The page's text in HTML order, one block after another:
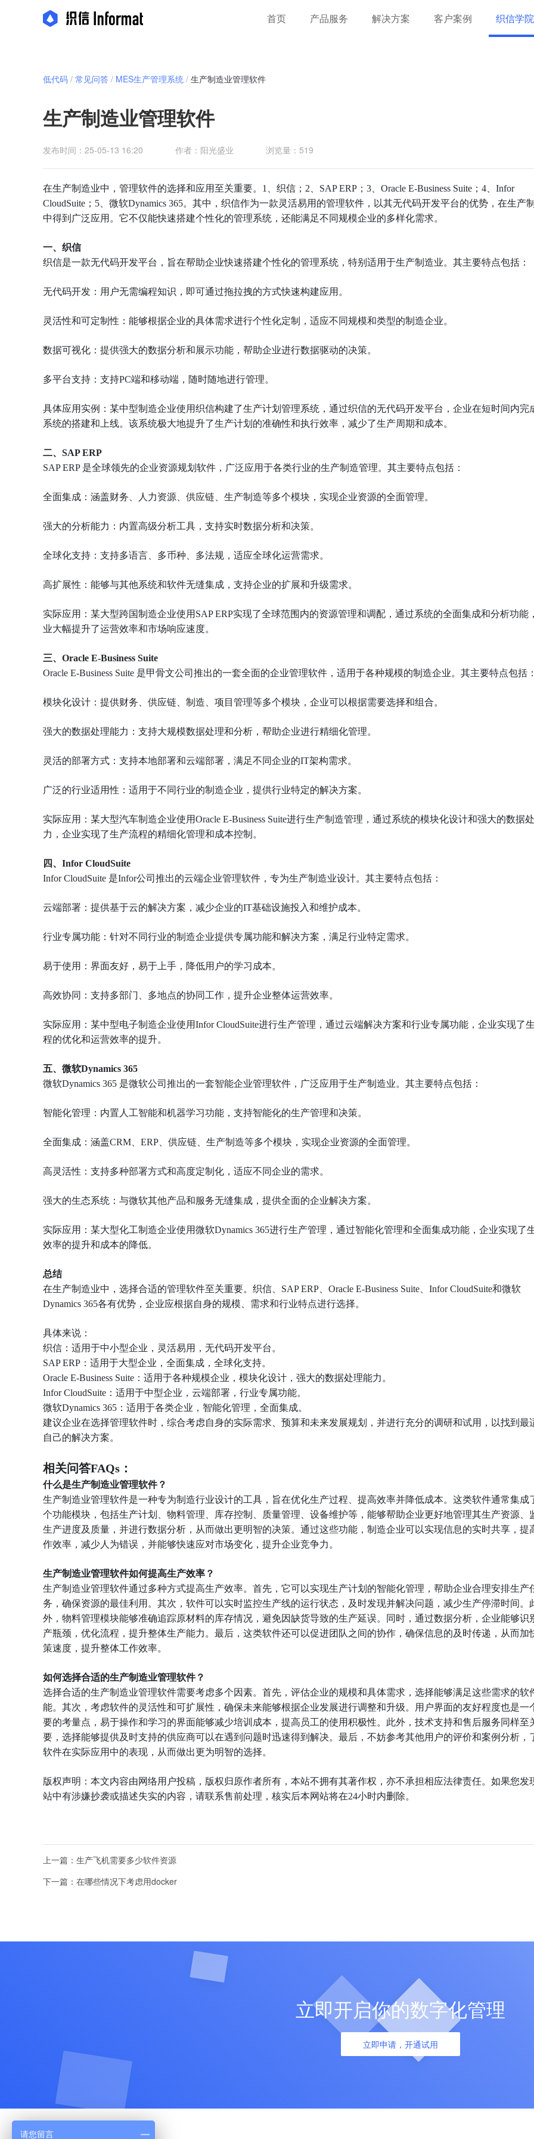
首页 产品服务 解决方案 客户案例 织信学院
低代码 / 常见问答 / MES生产管理系统 / 生产制造业管理软件
生产制造业管理软件
发布时间：25-05-13 16:20 作者：阳光盛业 浏览量：519
在生产制造业中，管理软件的选择和应用至关重要。1、织信；2、SAP ERP；3、Oracle E-Business Suite；4、Infor
CloudSuite；5、微软Dynamics 365。其中，织信作为一款灵活易用的管理软件，以其无代码开发平台的优势，在生产
中得到广泛应用。它不仅能快速搭建个性化的管理系统，还能满足不同规模企业的多样化需求。
一、织信
织信是一款无代码开发平台，旨在帮助企业快速搭建个性化的管理系统，特别适用于生产制造业。其主要特点包括：
无代码开发：用户无需编程知识，即可通过拖拉拽的方式快速构建应用。
灵活性和可定制性：能够根据企业的具体需求进行个性化定制，适应不同规模和类型的制造企业。
数据可视化：提供强大的数据分析和展示功能，帮助企业进行数据驱动的决策。
多平台支持：支持PC端和移动端，随时随地进行管理。
具体应用实例：某中型制造企业使用织信构建了生产计划管理系统，通过织信的无代码开发平台，企业在短时间内完
系统的搭建和上线。该系统极大地提升了生产计划的准确性和执行效率，减少了生产周期和成本。
二、SAP ERP
SAP ERP 是全球领先的企业资源规划软件，广泛应用于各类行业的生产制造管理。其主要特点包括：
全面集成：涵盖财务、人力资源、供应链、生产制造等多个模块，实现企业资源的全面管理。
强大的分析能力：内置高级分析工具，支持实时数据分析和决策。
全球化支持：支持多语言、多币种、多法规，适应全球化运营需求。
高扩展性：能够与其他系统和软件无缝集成，支持企业的扩展和升级需求。
实际应用：某大型跨国制造企业使用SAP ERP实现了全球范围内的资源管理和调配，通过系统的全面集成和分析功能
业大幅提升了运营效率和市场响应速度。
三、Oracle E-Business Suite
Oracle E-Business Suite 是甲骨文公司推出的一套全面的企业管理软件，适用于各种规模的制造企业。其主要特点包括
模块化设计：提供财务、供应链、制造、项目管理等多个模块，企业可以根据需要选择和组合。
强大的数据处理能力：支持大规模数据处理和分析，帮助企业进行精细化管理。
灵活的部署方式：支持本地部署和云端部署，满足不同企业的IT架构需求。
广泛的行业适用性：适用于不同行业的制造企业，提供行业特定的解决方案。
实际应用：某大型汽车制造企业使用Oracle E-Business Suite进行生产制造管理，通过系统的模块化设计和强大的数据
力，企业实现了生产流程的精细化管理和成本控制。
四、Infor CloudSuite
Infor CloudSuite 是Infor公司推出的云端企业管理软件，专为生产制造业设计。其主要特点包括：
云端部署：提供基于云的解决方案，减少企业的IT基础设施投入和维护成本。
行业专属功能：针对不同行业的制造企业提供专属功能和解决方案，满足行业特定需求。
易于使用：界面友好，易于上手，降低用户的学习成本。
高效协同：支持多部门、多地点的协同工作，提升企业整体运营效率。
实际应用：某中型电子制造企业使用Infor CloudSuite进行生产管理，通过云端解决方案和行业专属功能，企业实现了
程的优化和运营效率的提升。
五、微软Dynamics 365
微软Dynamics 365 是微软公司推出的一套智能企业管理软件，广泛应用于生产制造业。其主要特点包括：
智能化管理：内置人工智能和机器学习功能，支持智能化的生产管理和决策。
全面集成：涵盖CRM、ERP、供应链、生产制造等多个模块，实现企业资源的全面管理。
高灵活性：支持多种部署方式和高度定制化，适应不同企业的需求。
强大的生态系统：与微软其他产品和服务无缝集成，提供全面的企业解决方案。
实际应用：某大型化工制造企业使用微软Dynamics 365进行生产管理，通过智能化管理和全面集成功能，企业实现了
效率的提升和成本的降低。
总结
在生产制造业中，选择合适的管理软件至关重要。织信、SAP ERP、Oracle E-Business Suite、Infor CloudSuite和微软
Dynamics 365各有优势，企业应根据自身的规模、需求和行业特点进行选择。
具体来说：
织信：适用于中小型企业，灵活易用，无代码开发平台。
SAP ERP：适用于大型企业，全面集成，全球化支持。
Oracle E-Business Suite：适用于各种规模企业，模块化设计，强大的数据处理能力。
Infor CloudSuite：适用于中型企业，云端部署，行业专属功能。
微软Dynamics 365：适用于各类企业，智能化管理，全面集成。
建议企业在选择管理软件时，综合考虑自身的实际需求、预算和未来发展规划，并进行充分的调研和试用，以找到最
自己的解决方案。
相关问答FAQs：
什么是生产制造业管理软件？
生产制造业管理软件是一种专为制造行业设计的工具，旨在优化生产过程、提高效率并降低成本。这类软件通常集成
个功能模块，包括生产计划、物料管理、库存控制、质量管理、设备维护等，能够帮助企业更好地管理其生产资源、
生产进度及质量，并进行数据分析，从而做出更明智的决策。通过这些功能，制造企业可以实现信息的实时共享，提
作效率，减少人为错误，并能够快速应对市场变化，提升企业竞争力。
生产制造业管理软件如何提高生产效率？
生产制造业管理软件通过多种方式提高生产效率。首先，它可以实现生产计划的智能化管理，帮助企业合理安排生产
务，确保资源的最佳利用。其次，软件可以实时监控生产线的运行状态，及时发现并解决问题，减少生产停滞时间。
外，物料管理模块能够准确追踪原材料的库存情况，避免因缺货导致的生产延误。同时，通过数据分析，企业能够识
产瓶颈，优化流程，提升整体生产能力。最后，这类软件还可以促进团队之间的协作，确保信息的及时传递，从而加
策速度，提升整体工作效率。
如何选择合适的生产制造业管理软件？
选择合适的生产制造业管理软件需要考虑多个因素。首先，评估企业的规模和具体需求，选择能够满足这些需求的软
能。其次，考虑软件的灵活性和可扩展性，确保未来能够根据企业发展进行调整和升级。用户界面的友好程度也是一
要的考量点，易于操作和学习的界面能够减少培训成本，提高员工的使用积极性。此外，技术支持和售后服务同样至
要，选择能够提供及时支持的供应商可以在遇到问题时迅速得到解决。最后，不妨参考其他用户的评价和案例分析，
软件在实际应用中的表现，从而做出更为明智的选择。
版权声明：本文内容由网络用户投稿，版权归原作者所有，本站不拥有其著作权，亦不承担相应法律责任。如果您发
站中有涉嫌抄袭或描述失实的内容，请联系售前处理，核实后本网站将在24小时内删除。
上一篇： 生产飞机需要多少软件资源
下一篇： 在哪些情况下考虑用docker
立即开启你的数字化管理
立即申请，开通试用
请您留言